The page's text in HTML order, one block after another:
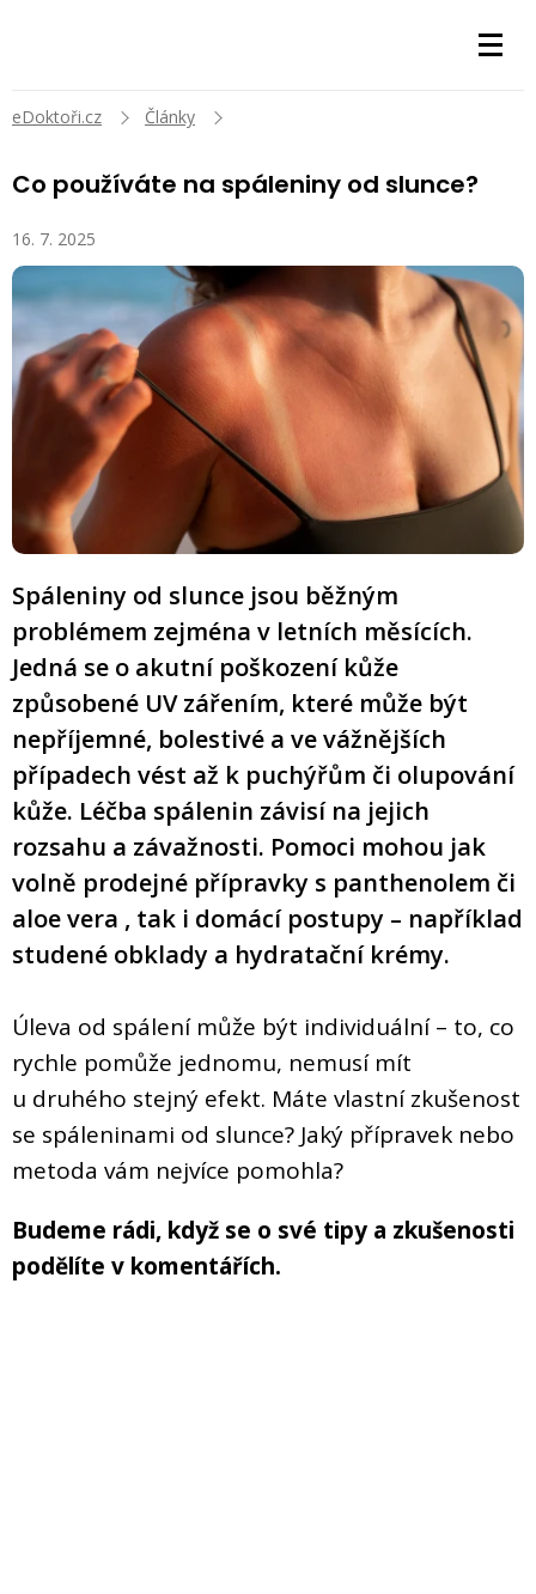
eDoktoři.cz Články
Co používáte na spáleniny od slunce?
16. 7. 2025
Spáleniny od slunce jsou běžným
problémem zejména v letních měsících.
Jedná se o akutní poškození kůže
způsobené UV zářením, které může být
nepříjemné, bolestivé a ve vážnějších
případech vést až k puchýřům či olupování
kůže. Léčba spálenin závisí na jejich
rozsahu a závažnosti. Pomoci mohou jak
volně prodejné přípravky s panthenolem či
aloe vera , tak i domácí postupy – například
studené obklady a hydratační krémy.
Úleva od spálení může být individuální – to, co
rychle pomůže jednomu, nemusí mít
u druhého stejný efekt. Máte vlastní zkušenost
se spáleninami od slunce? Jaký přípravek nebo
metoda vám nejvíce pomohla?
Budeme rádi, když se o své tipy a zkušenosti
podělíte v komentářích.